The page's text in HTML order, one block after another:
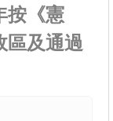
按《憲
區及通過